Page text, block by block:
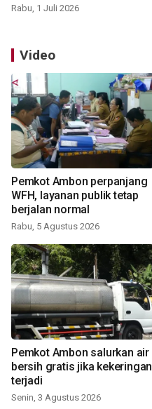
Rabu, 1 Juli 2026
Video
Pemkot Ambon perpanjang
WFH, layanan publik tetap
berjalan normal
Rabu, 5 Agustus 2026
Pemkot Ambon salurkan air
bersih gratis jika kekeringan
terjadi
Senin, 3 Agustus 2026